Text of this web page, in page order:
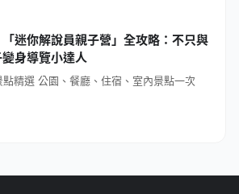
迷你解說員親子營」全攻略：不只與
身導覽小達人
精選 公園、餐廳、住宿、室內景點一次